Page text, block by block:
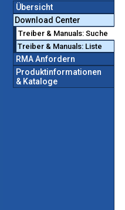
Übersicht
Download Center
Treiber & Manuals: Suche
Treiber & Manuals: Liste
RMA Anfordern
Produktinformationen
& Kataloge